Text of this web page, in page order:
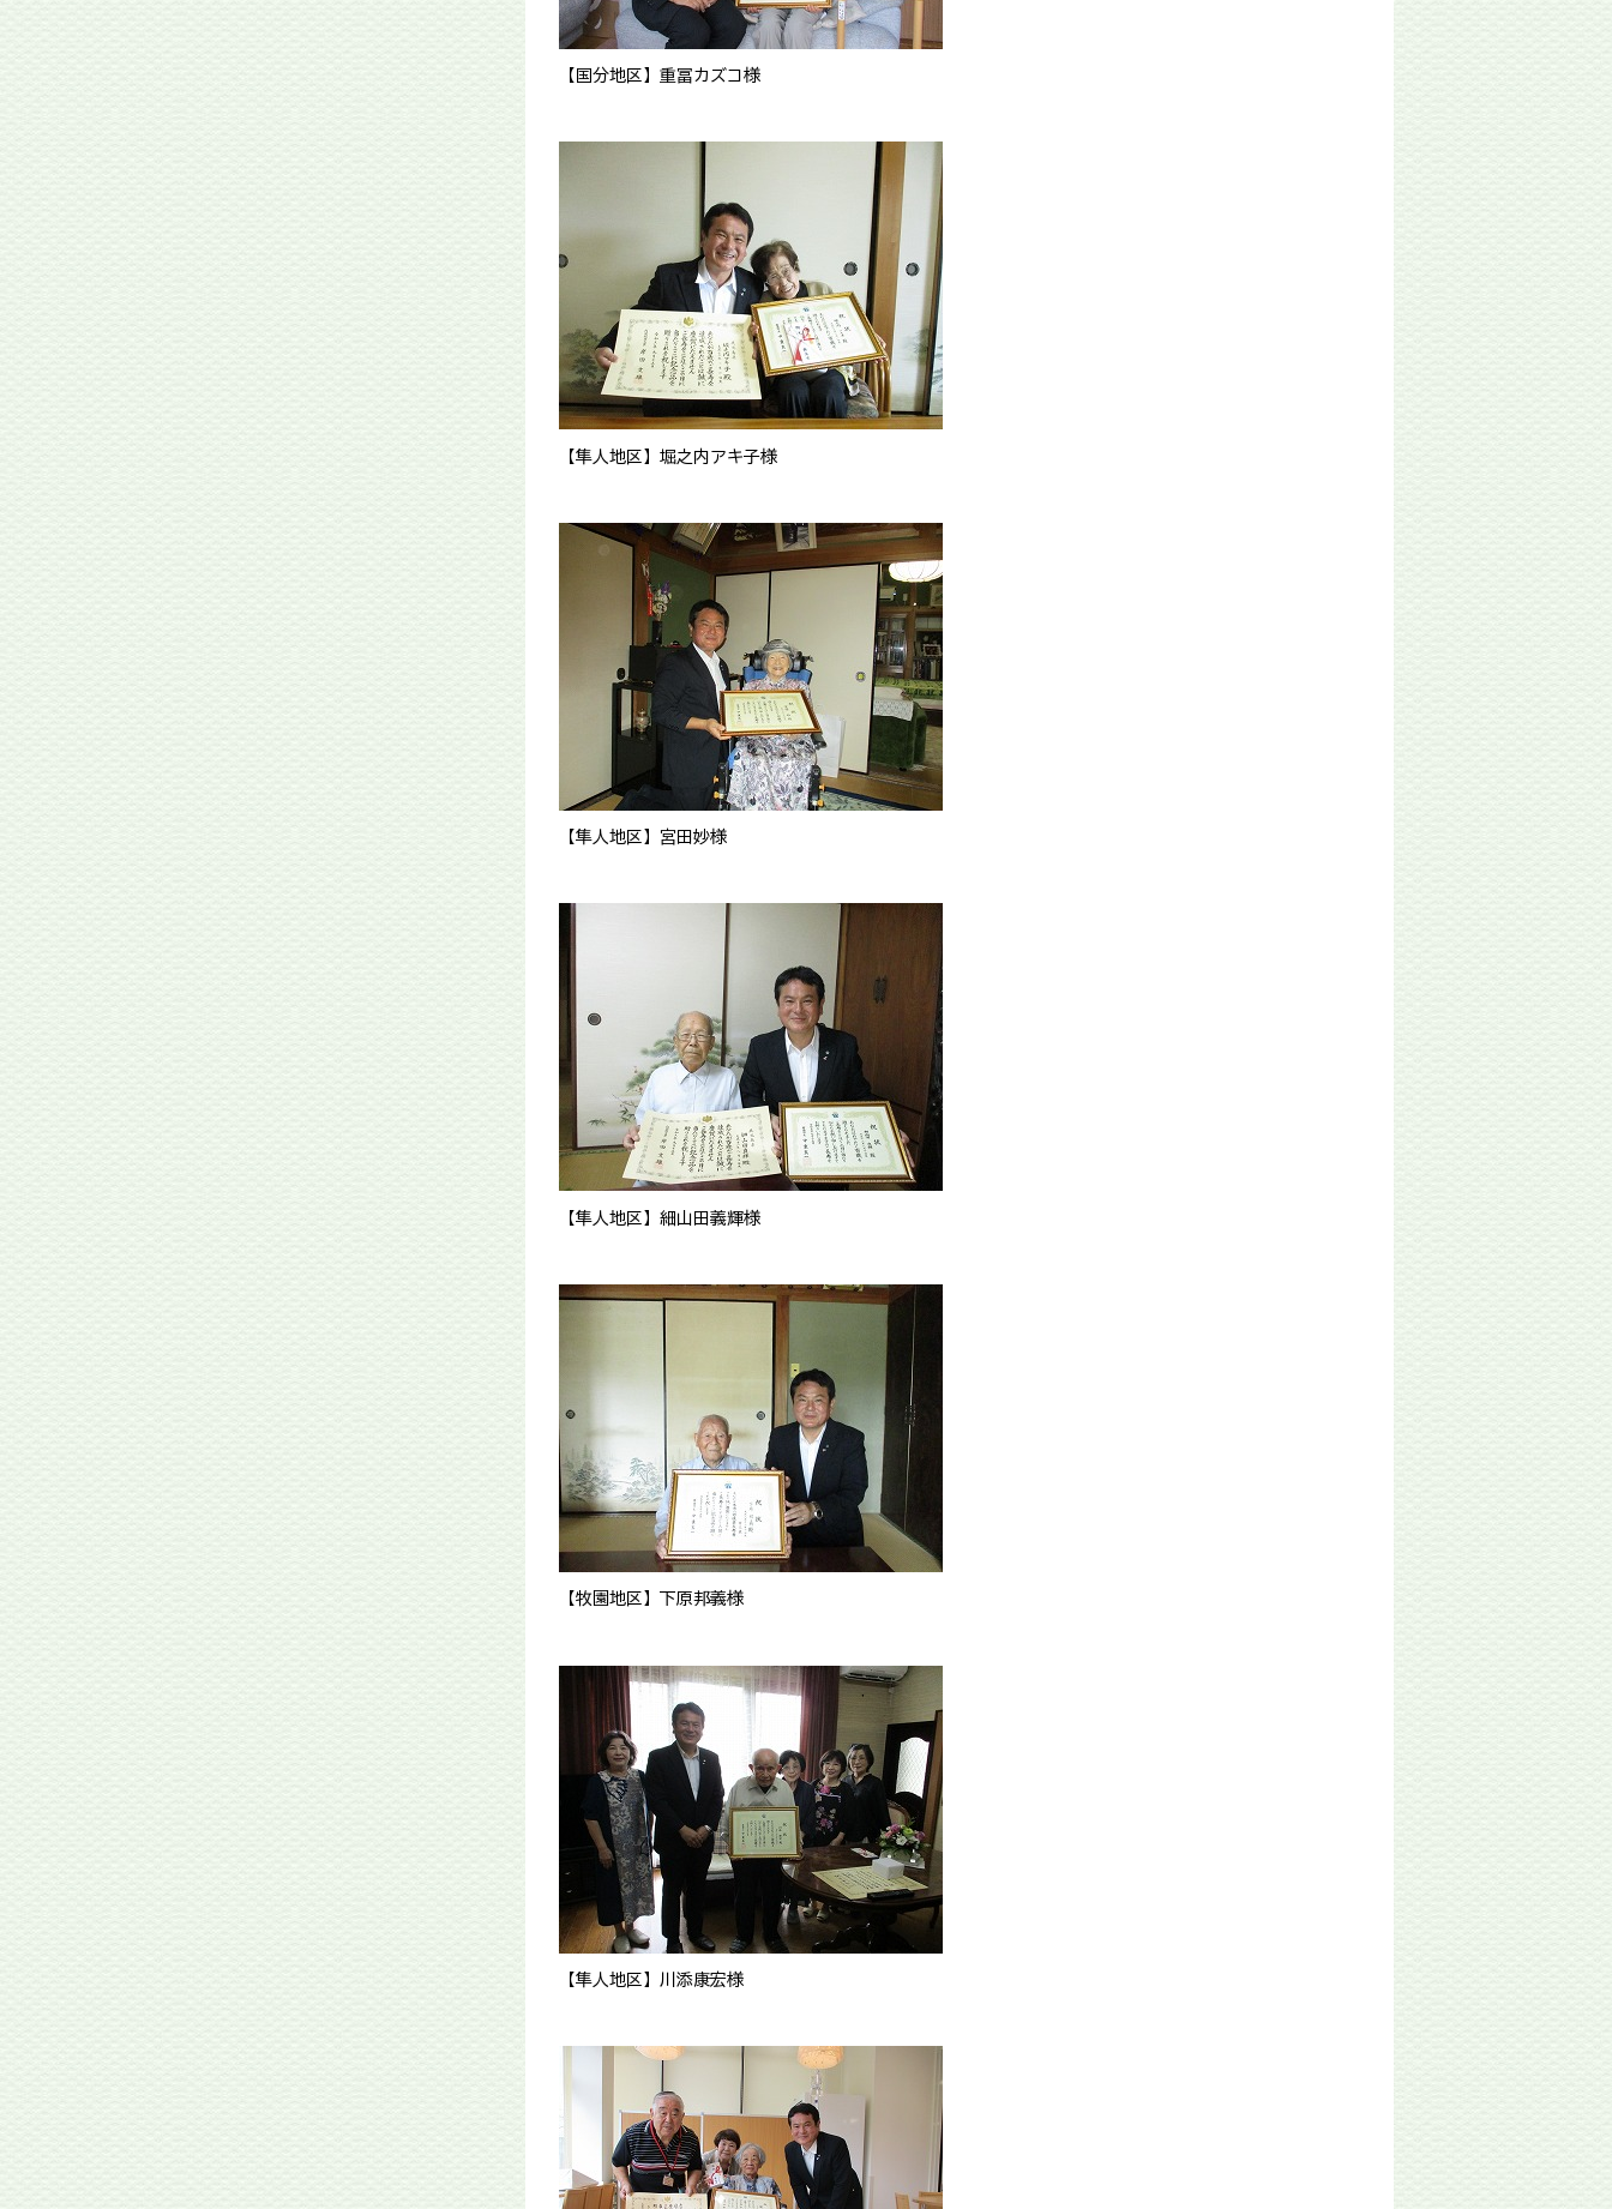
【国分地区】重冨カズコ様
【隼人地区】堀之内アキ子様
【隼人地区】宮田妙様
【隼人地区】細山田義輝様
【牧園地区】下原邦義様
【隼人地区】川添康宏様